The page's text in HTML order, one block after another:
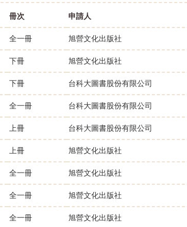
冊次 申請人
全一冊 旭營文化出版社
下冊 旭營文化出版社
下冊 台科大圖書股份有限公司
全一冊 台科大圖書股份有限公司
上冊 台科大圖書股份有限公司
上冊 旭營文化出版社
全一冊 旭營文化出版社
全一冊 旭營文化出版社
全一冊 旭營文化出版社